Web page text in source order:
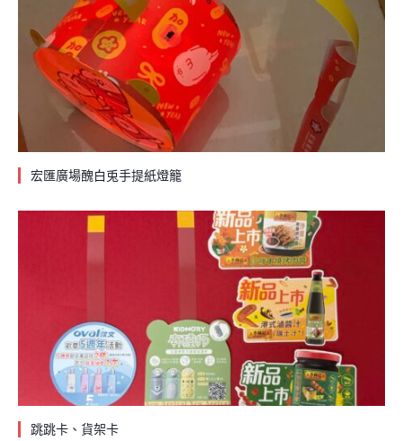
宏匯廣場醜白兎手提紙燈籠
跳跳卡、貨架卡